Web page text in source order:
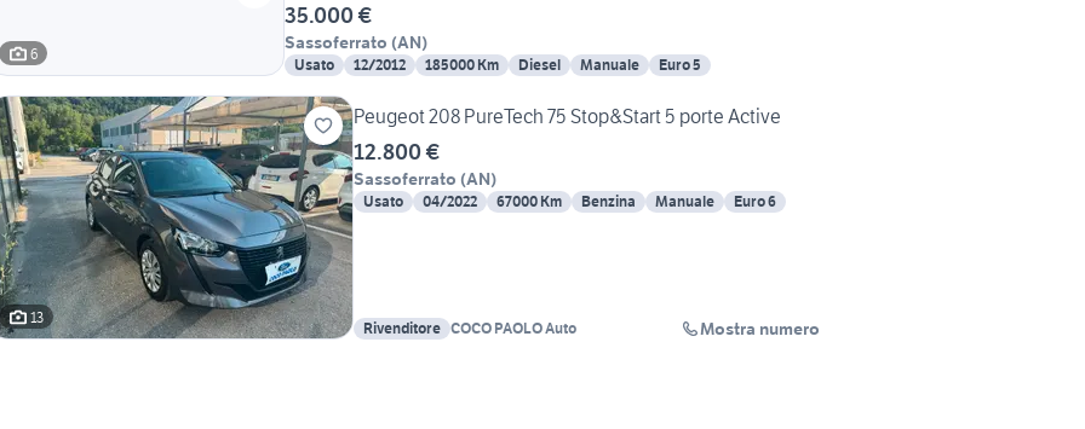
6
35.000 €
Sassoferrato (AN)
Usato 12/2012 185000 Km Diesel Manuale Euro 5
13
Peugeot 208 PureTech 75 Stop&Start 5 porte Active
12.800 €
Sassoferrato (AN)
Usato 04/2022 67000 Km Benzina Manuale Euro 6
Rivenditore COCO PAOLO Auto Mostra numero